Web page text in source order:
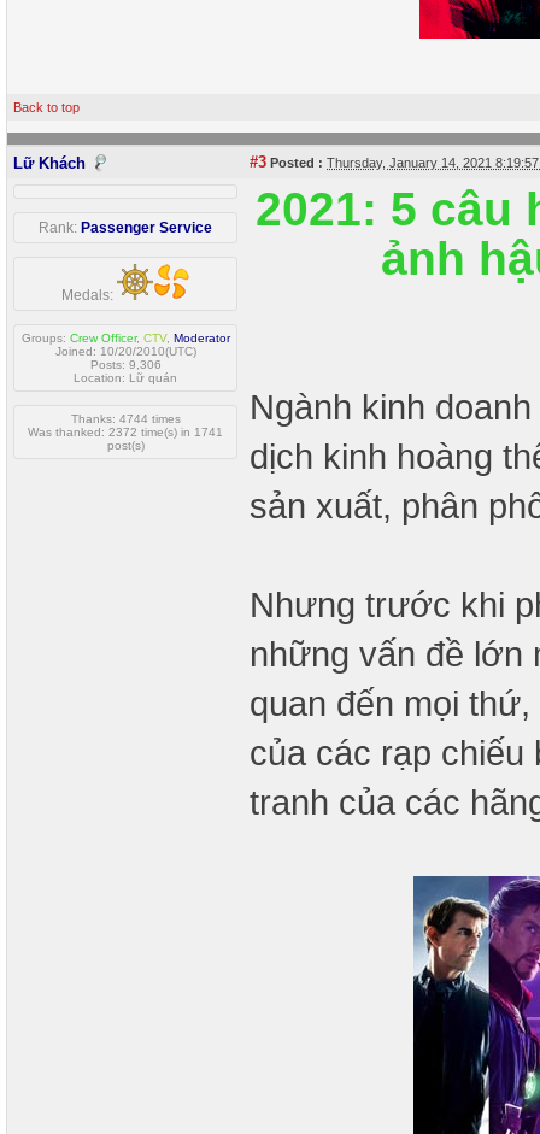
Back to top
Lữ Khách #3 Posted : Thursday, January 14, 2021
Rank: Passenger Service
Medals:
Groups: Crew Officer, CTV, Moderator
Joined: 10/20/2010(UTC)
Posts: 9,306
Location: Lữ quán
Thanks: 4744 times
Was thanked: 2372 time(s) in 1741
post(s)
2021: 5 câu
ảnh
Ngành kinh
dịch kinh hoàng
sản xuất, phân
Nhưng trước khi
những vấn đề lớn
quan đến mọi
của các rạp chiếu
tranh của các